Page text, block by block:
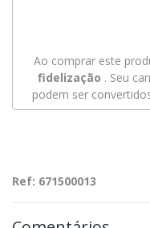
Ao comprar este
fidelização . Seu
podem ser
Ref: 671500013